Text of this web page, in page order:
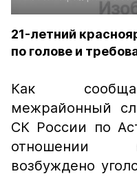
21-летний
по голове и
Как
межрайонный
СК России по
отношении
возбуждено